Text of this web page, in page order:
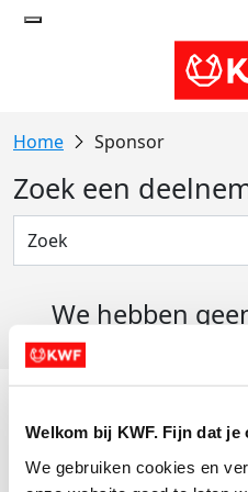
Welkom bij KWF. Fijn dat
We gebruiken cookies en
Sponsor
Zoek een
We hebben
Actiematerialen
Evenementen